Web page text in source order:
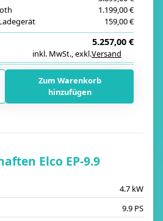
1.199,00 €
159,00 €
inkl. MwSt.,exkl.Versand
5.257,00 €
Zum Warenkorb
hinzufügen
Elco EP-9.9
4.7 kW
9.9 PS